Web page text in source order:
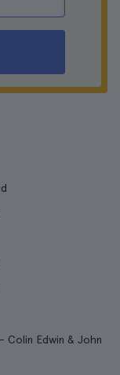
Colin Edwin & John